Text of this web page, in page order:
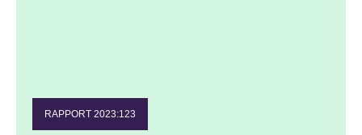
RAPPORT 2023:123